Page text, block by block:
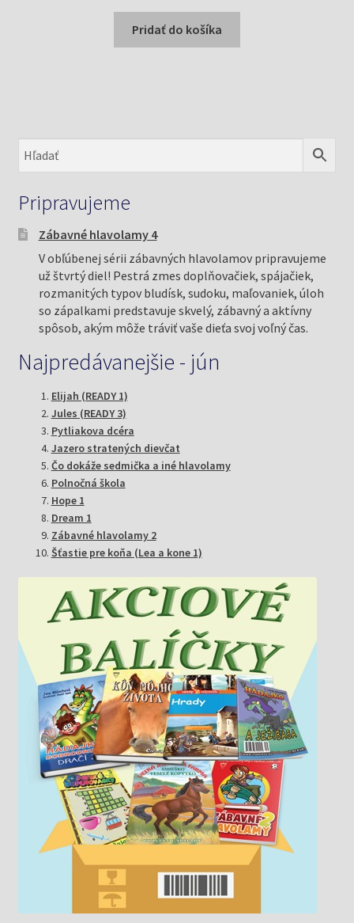
cena
bola:
6,99 €.
cena
je:
6,50 €.
Pridať do košíka
Pripravujeme
Zábavné hlavolamy 4
V obľúbenej sérii zábavných hlavolamov pripravujeme
už štvrtý diel! Pestrá zmes doplňovačiek, spájačiek,
rozmanitých typov bludísk, sudoku, maľovaniek, úloh
so zápalkami predstavuje skvelý, zábavný a aktívny
spôsob, akým môže tráviť vaše dieťa svoj voľný čas.
Najpredávanejšie - jún
Elijah (READY 1)
Jules (READY 3)
Pytliakova dcéra
Jazero stratených dievčat
Čo dokáže sedmička a iné hlavolamy
Polnočná škola
Hope 1
Dream 1
Zábavné hlavolamy 2
Šťastie pre koňa (Lea a kone 1)